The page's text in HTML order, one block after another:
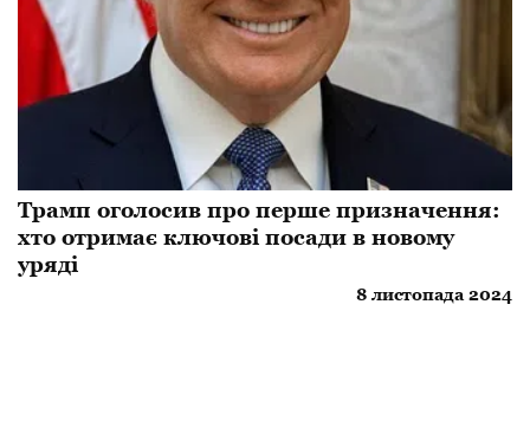
Трамп оголосив про перше призначення:
хто отримає ключові посади в новому
уряді
8 листопада 2024